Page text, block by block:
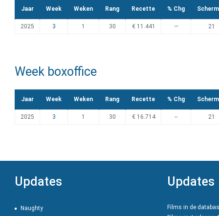
Jaar Week Weken Rang Recette % Chg
2025 3 1 30 € 11.441 — 21
Week boxoffice
Jaar Week Weken Rang Recette % Chg
2025 3 1 30 € 16.714 -- 21
Updates
Naughty
Updates
Films in de